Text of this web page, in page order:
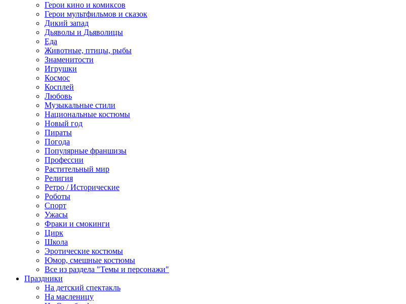
Герои кино и комиксов
Герои мультфильмов и сказок
Дикий запад
Дьяволы и Дьяволицы
Еда
Животные, птицы, рыбы
Знаменитости
Игрушки
Космос
Косплей
Любовь
Музыкальные стили
Национальные костюмы
Новый год
Пираты
Погода
Популярные франшизы
Профессии
Растительный мир
Религия
Ретро / Исторические
Роботы
Спорт
Ужасы
Фраки и смокинги
Цирк
Школа
Эротические костюмы
Юмор, смешные костюмы
Все из раздела "Темы и персонажи"
Праздники
На детский спектакль
На масленицу